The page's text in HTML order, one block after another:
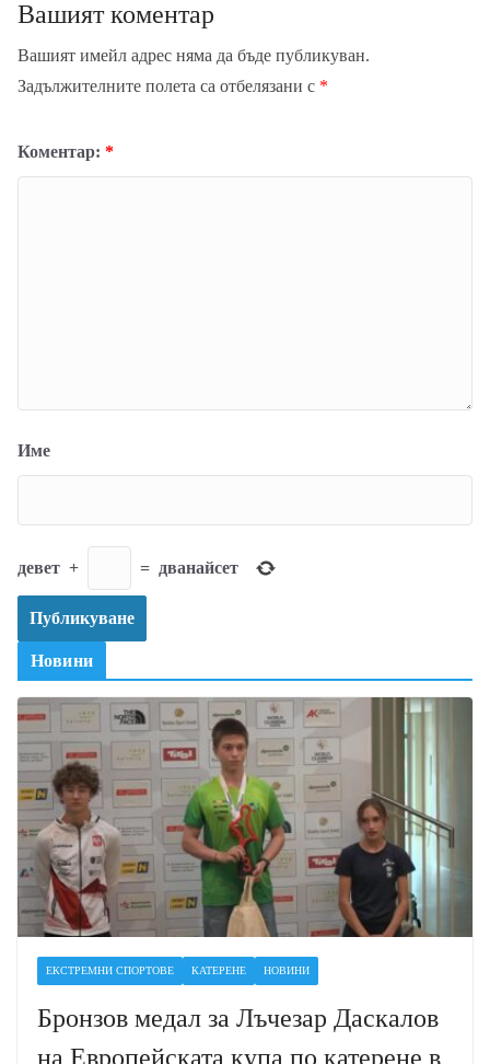
Вашият коментар
Вашият имейл адрес няма да бъде публикуван.
Задължителните полета са отбелязани с *
Коментар: *
Име
девет + = дванайсет
Новини
ЕКСТРЕМНИ СПОРТОВЕ КАТЕРЕНЕ НОВИНИ
Бронзов медал за Лъчезар Даскалов
на Европейската купа по катерене в